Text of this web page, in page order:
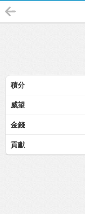
積分
威望
金錢
貢獻